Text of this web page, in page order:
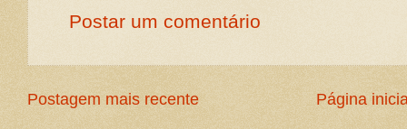
Postar um comentário
Postagem mais recente Página